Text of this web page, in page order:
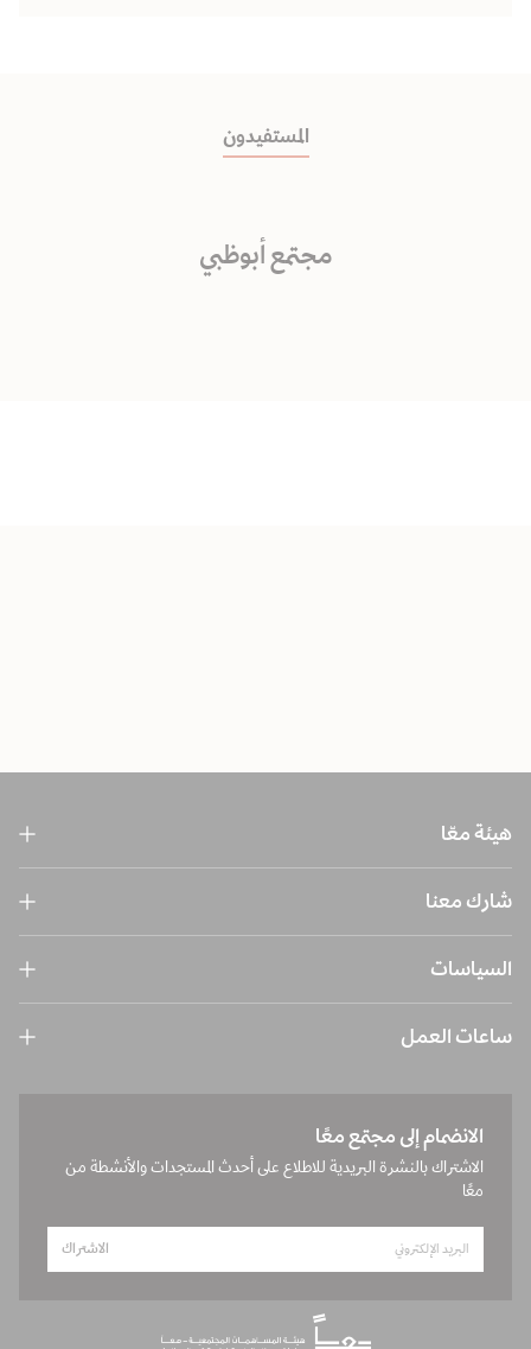
المستفيدون
مجتمع أبوظبي
هيئة معّا
شارك معنا
السياسات
ساعات العمل
الانضمام إلى مجتمع معًا
الاشتراك بالنشرة البريدية للاطلاع على أحدث المستجدات والأنشطة من
معًا
الاشتراك